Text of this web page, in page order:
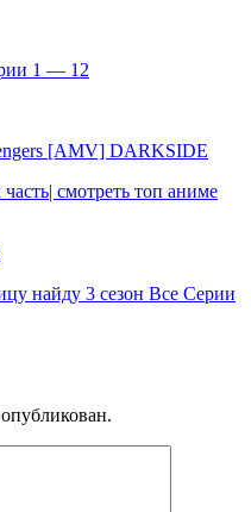
1 — 12
[AMV] DARKSIDE
смотреть топ аниме
найду 3 сезон Все Серии